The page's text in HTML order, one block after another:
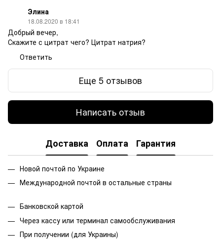
Элина
18.08.2020 в 18:41
Добрый вечер,
Скажите с цитрат чего? Цитрат натрия?
Ответить
Еще 5 отзывов
Написать отзыв
Доставка Оплата Гарантия
Новой почтой по Украине
Международной почтой в остальные страны
Банковской картой
Через кассу или терминал самообслуживания
При получении (для Украины)